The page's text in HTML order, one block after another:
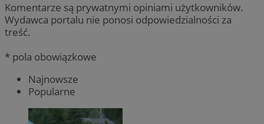
Komentarze są prywatnymi opiniami użytkowników.
Wydawca portalu nie ponosi odpowiedzialności za
treść.
* pola obowiązkowe
Najnowsze
Popularne